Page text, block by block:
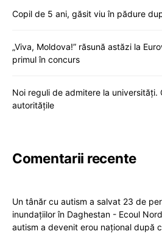
Copil de 5 ani, găsit viu în pădure
„Viva, Moldova!” răsună astăzi la
primul în concurs
Noi reguli de admitere la universități.
autoritățile
Comentarii recente
Un tânăr cu autism a salvat 23 de
inundațiilor în Daghestan - Ecoul
autism a devenit erou național după